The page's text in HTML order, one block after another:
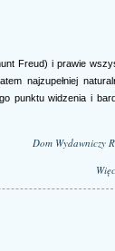
Freud) i prawie
najzupełniej
punktu widzenia i
Dom Wydawniczy